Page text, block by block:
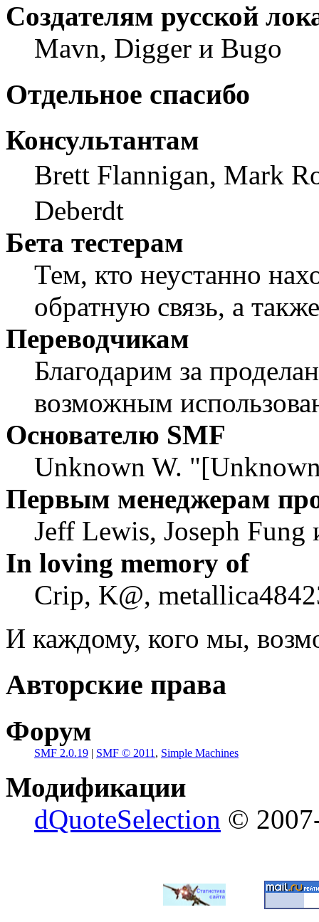
Создателям русской
Mavn, Digger и Bugo
Отдельное спасибо
Консультантам
Brett Flannigan, Mark
Deberdt
Бета тестерам
Тем, кто неустанно
обратную связь, а
Переводчикам
Благодарим за
возможным
Основателю SMF
Unknown W.
Первым менеджерам
Jeff Lewis, Joseph
In loving memory of
Crip, K@,
И каждому, кого мы,
Авторские права
Форум
SMF 2.0.19 | SMF © 2011 , Simple Machines
Модификации
dQuoteSelection ©